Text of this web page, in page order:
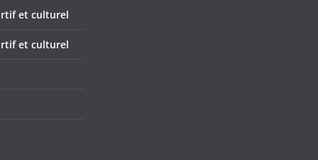
et culturel
et culturel